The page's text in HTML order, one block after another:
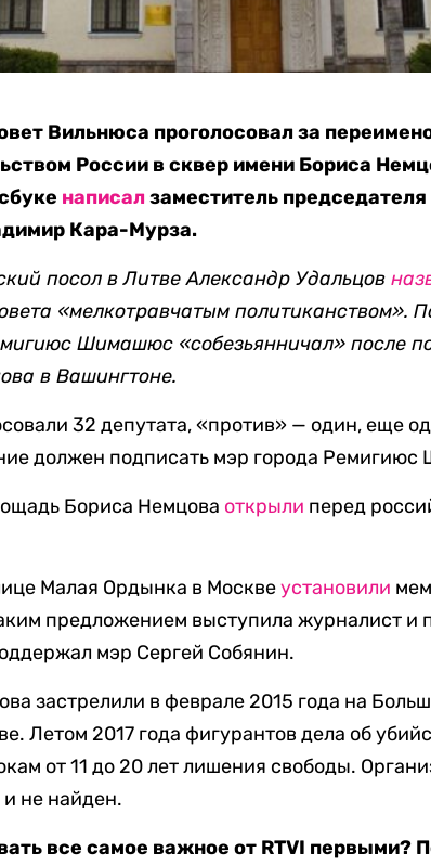
Вильнюса проголосовал за
России в сквер имени Бориса
написалзаместитель
Кара-Мурза.
посол в Литве Александр Удальцов
«мелкотравчатым политиканством».
Шимашюс «собезьянничал» после
в Вашингтоне.
32 депутата, «против» — один, еще
должен подписать мэр города
Бориса Немцова открыли перед
Малая Ордынка в Москвеустановили
предложением выступила журналист и
мэр Сергей Собянин.
застрелили в феврале 2015 года на
Летом 2017 года фигурантов дела об
от 11 до 20 лет лишения свободы.
и не найден.
все самое важное от RTVI первыми?